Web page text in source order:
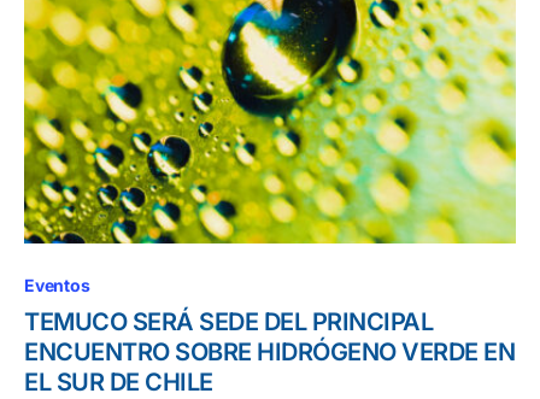
Eventos
TEMUCO SERÁ SEDE DEL PRINCIPAL
ENCUENTRO SOBRE HIDRÓGENO VERDE EN
EL SUR DE CHILE